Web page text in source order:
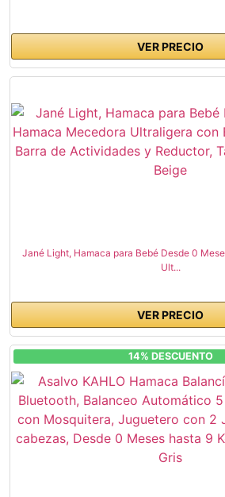
VER PRECIO
Jané Light, Hamaca para Bebé Desde 0
Ult...
VER PRECIO
14% DESCUENTO